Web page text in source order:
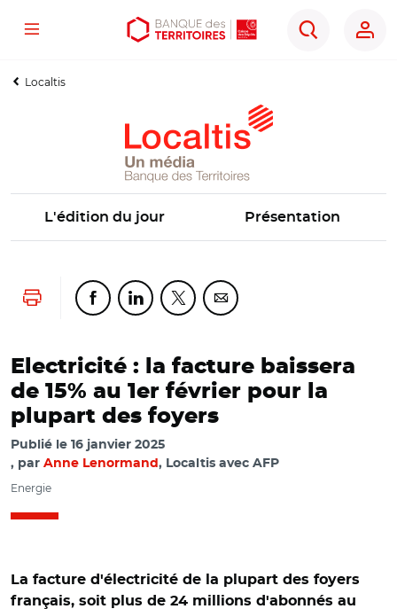
Aller
contenu
Aller
menu
Ouvrir
outils
Menu
Rechercher
Localtis
L'édition du jour Présentation
Lancer l'impressionPartager cette page sur Facebook
Partager cette page sur Linkedin
Partager cette page sur Twitter
Partager cette page sur
Electricité : la facture baissera
de 15% au 1er février pour la
plupart des foyers
Publié le 16 janvier 2025
par Anne Lenormand , Localtis avec AFP
Energie
La facture d'électricité de la plupart des foyers
français, soit plus de 24 millions d'abonnés au